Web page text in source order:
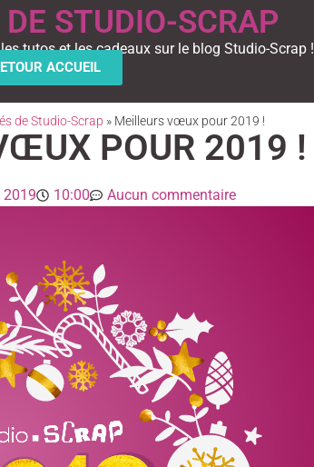
STUDIO-SCRAP
tutos et les cadeaux sur le blog Studio-Scrap !
ACCUEIL
de Studio-Scrap » Meilleurs vœux pour 2019 !
POUR 2019 !
2019 10:00 Aucun commentaire